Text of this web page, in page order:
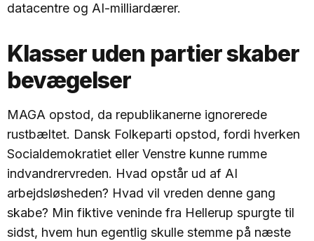
datacentre og AI-milliardærer.
Klasser uden partier skaber
bevægelser
MAGA opstod, da republikanerne ignorerede
rustbæltet. Dansk Folkeparti opstod, fordi hverken
Socialdemokratiet eller Venstre kunne rumme
indvandrervreden. Hvad opstår ud af AI
arbejdsløsheden? Hvad vil vreden denne gang
skabe? Min fiktive veninde fra Hellerup spurgte til
sidst, hvem hun egentlig skulle stemme på næste